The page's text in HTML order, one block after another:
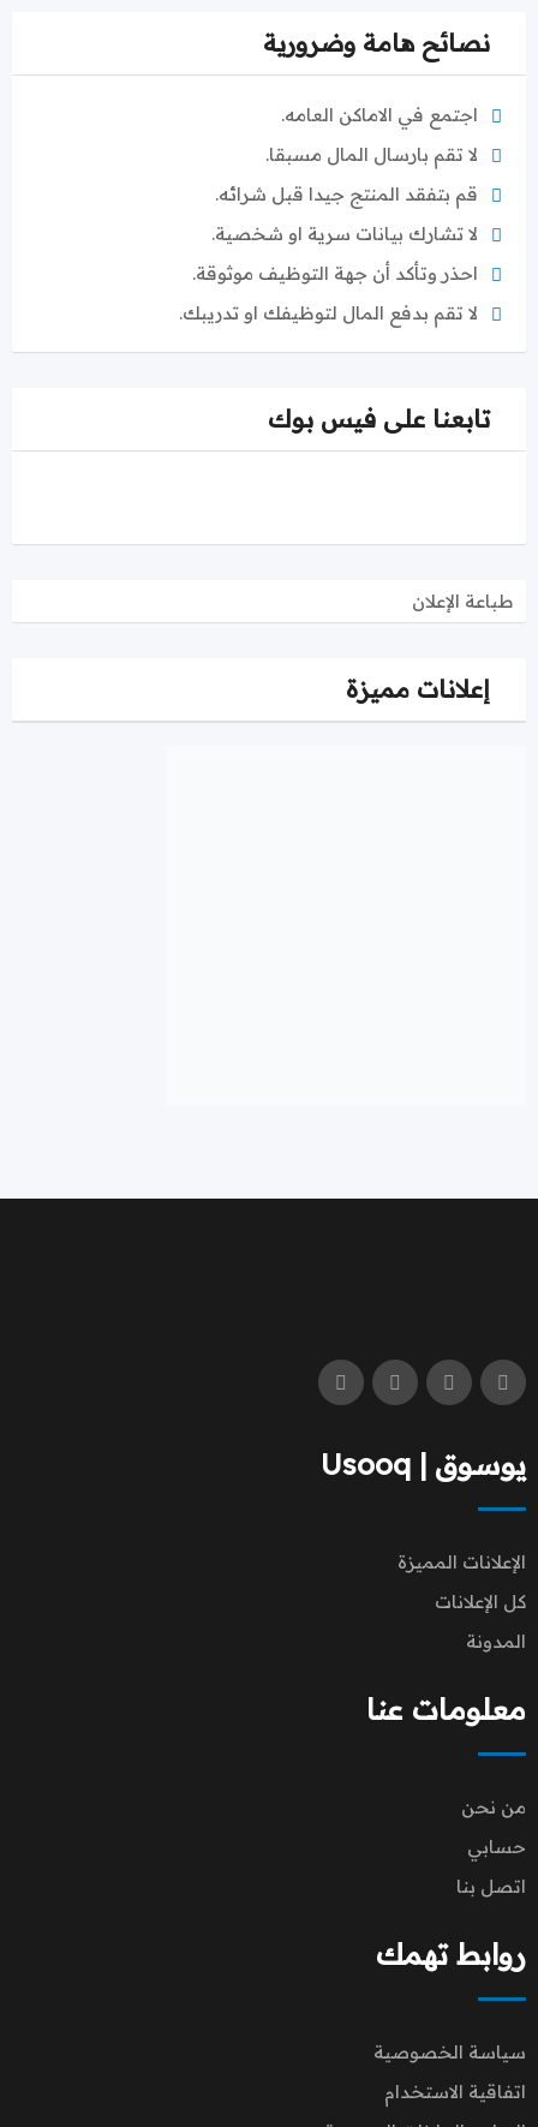
نصائح هامة وضرورية
اجتمع في الاماكن العامه.
لا تقم بارسال المال مسبقا.
قم بتفقد المنتج جيدا قبل شرائه.
لا تشارك بيانات سرية او شخصية.
احذر وتأكد أن جهة التوظيف موثوقة.
لا تقم بدفع المال لتوظيفك او تدريبك.
تابعنا على فيس بوك
طباعة الإعلان
إعلانات مميزة
يوسوق | Usooq
الإعلانات المميزة
كل الإعلانات
المدونة
معلومات عنا
من نحن
حسابي
اتصل بنا
روابط تهمك
سياسة الخصوصية
اتفاقية الاستخدام